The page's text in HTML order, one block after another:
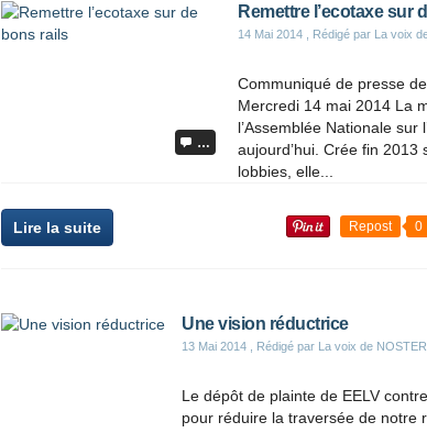
…
Remettre l’ecotaxe sur
14 Mai 2014 , Rédigé par La voix
Communiqué de presse
Mercredi 14 mai 2014 La
l’Assemblée Nationale
aujourd’hui. Crée fin
lobbies, elle...
Lire la suite Repost 0
Une vision réductrice
13 Mai 2014 , Rédigé par La voix de
Le dépôt de plainte de EELV
pour réduire la traversée de notre